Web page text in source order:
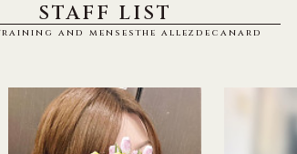
STAFF LIST
and mensesthe allezdecanard